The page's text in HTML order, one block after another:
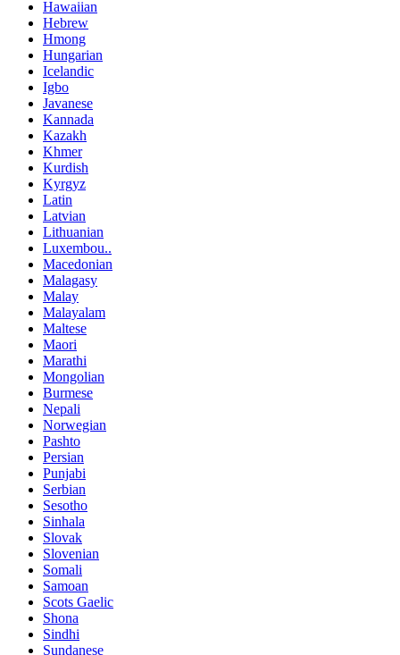
Hawaiian
Hebrew
Hmong
Hungarian
Icelandic
Igbo
Javanese
Kannada
Kazakh
Khmer
Kurdish
Kyrgyz
Latin
Latvian
Lithuanian
Luxembou..
Macedonian
Malagasy
Malay
Malayalam
Maltese
Maori
Marathi
Mongolian
Burmese
Nepali
Norwegian
Pashto
Persian
Punjabi
Serbian
Sesotho
Sinhala
Slovak
Slovenian
Somali
Samoan
Scots Gaelic
Shona
Sindhi
Sundanese